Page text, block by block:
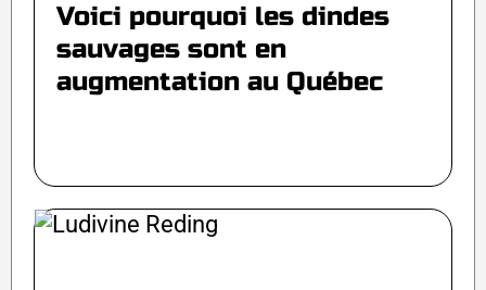
Voici pourquoi les dindes
sauvages sont en
augmentation au Québec